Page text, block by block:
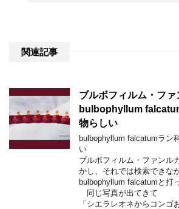
関連記事
ブルボフィルム・ファ
bulbophyllum
物らしい
bulbophyllum falcatumラン
い
ブルボフィルム・ファンル
かし、それでは検索できな
bulbophyllum falcatumと打
同じ写真が出てきて
「シエラレオネからコンゴ